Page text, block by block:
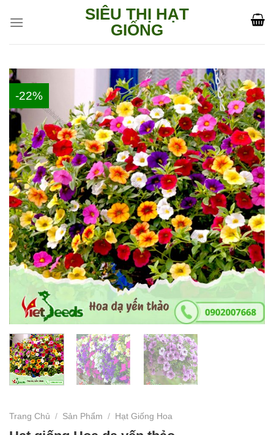
SIÊU THỊ HẠT
GIỐNG
-22%
Trang Chủ / Sản Phẩm / Hạt Giống Hoa